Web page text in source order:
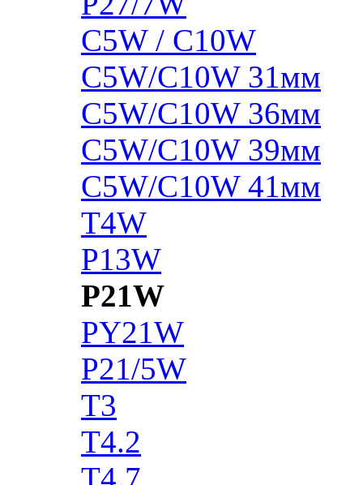
C5W / C10W
C5W/C10W 31мм
C5W/C10W 36мм
C5W/C10W 39мм
C5W/C10W 41мм
T4W
P13W
P21W
PY21W
P21/5W
T3
T4.2
T4.7